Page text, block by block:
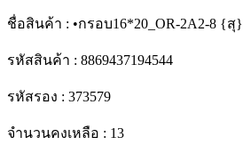
ชื่อสินค้า : •กรอบ16*20_OR-2A2-8 {สุ}
รหัสสินค้า : 8869437194544
รหัสรอง : 373579
จำนวนคงเหลือ : 13